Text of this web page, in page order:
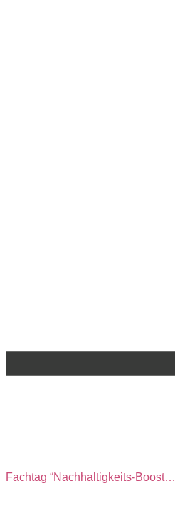
Fachtag “Nachhaltigkeits-Boost…